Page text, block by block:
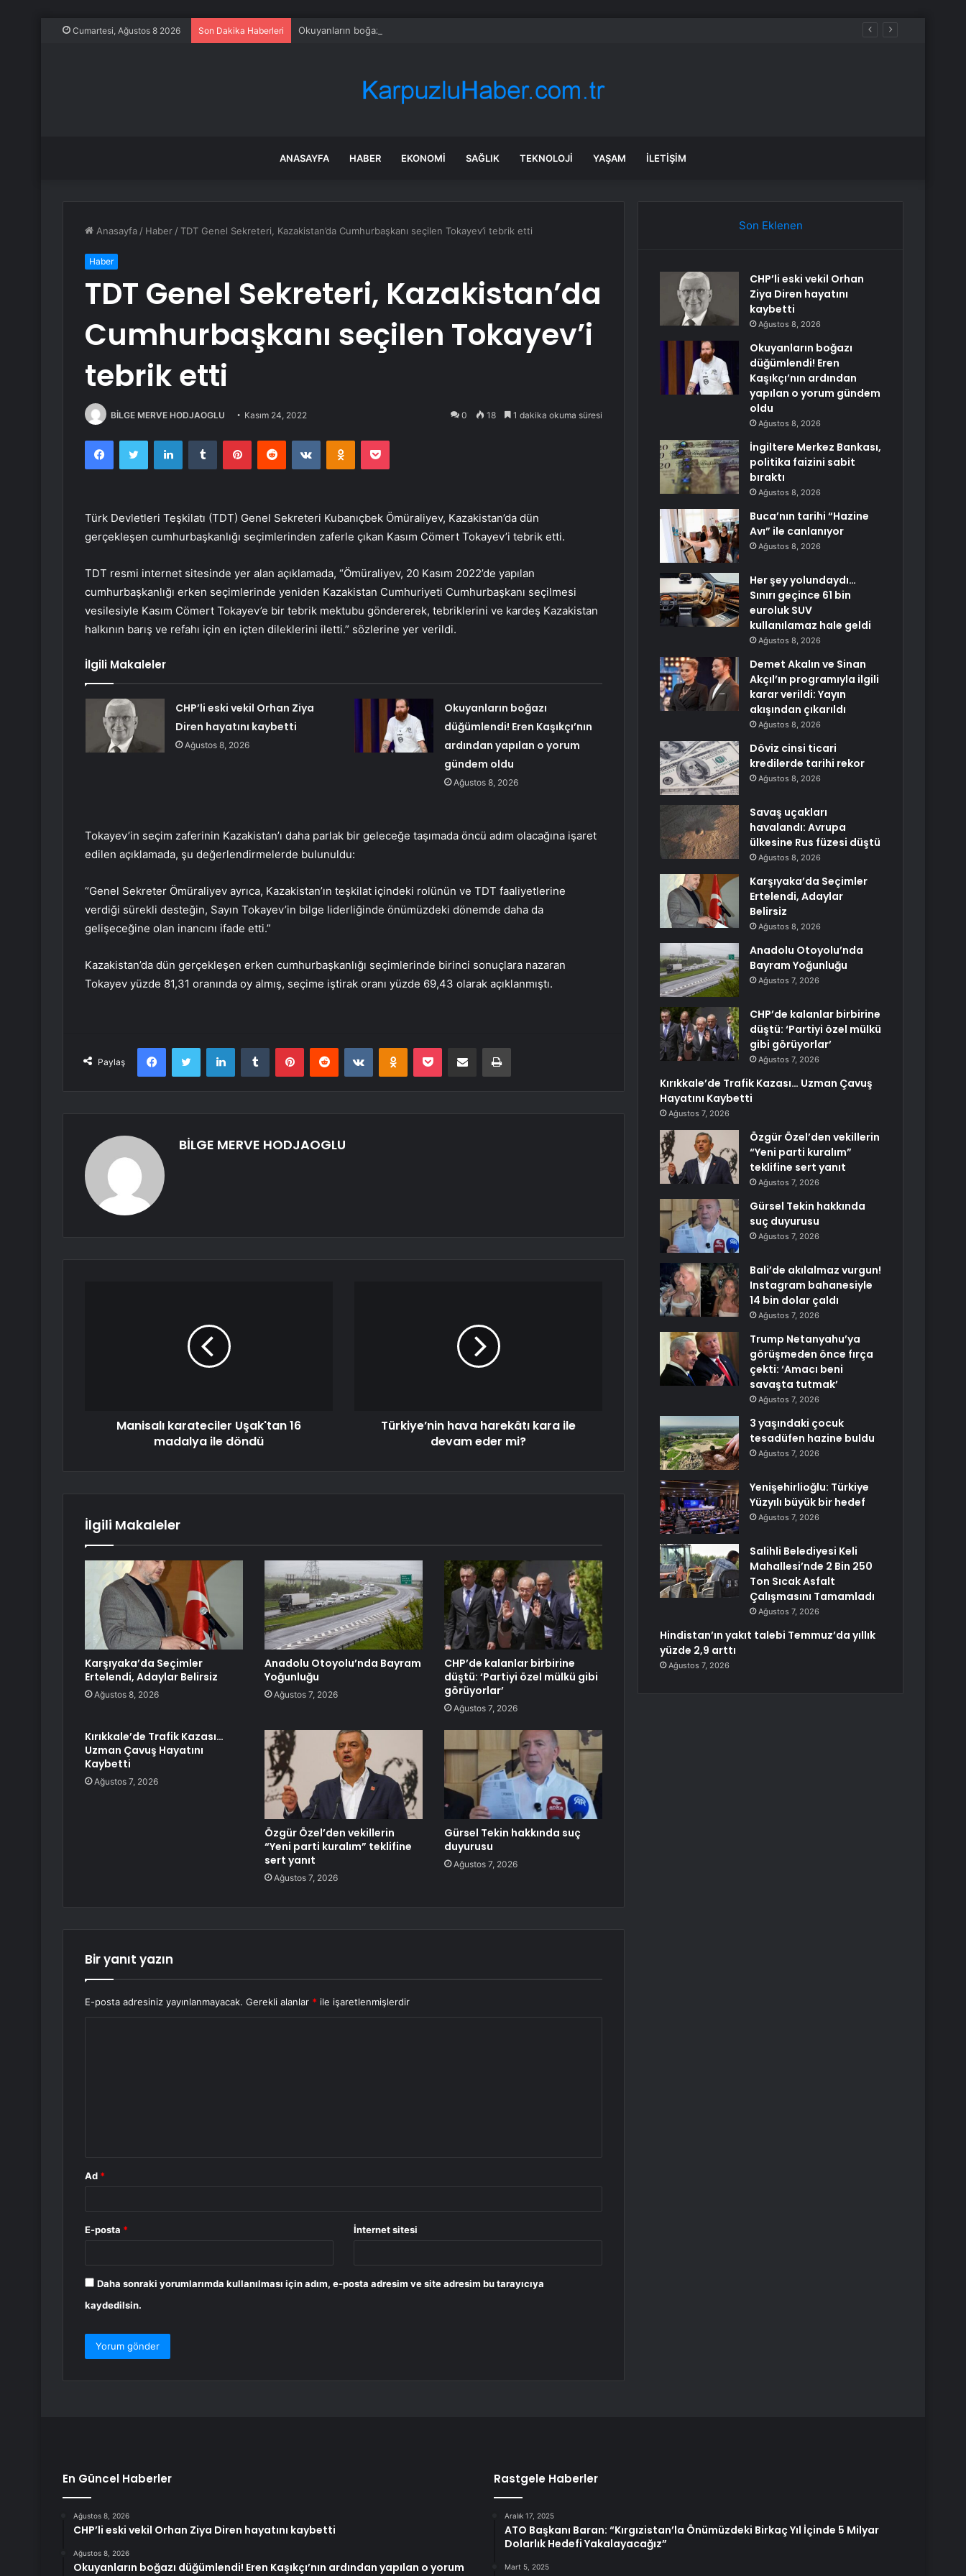
Cumartesi, Ağustos 8 2026 Son Dakika Haberleri Okuyanların boğazı düğümlendi! Eren Kaşıkçı’nın ardından yapılan o yorum gündem oldu
ANASAYFA HABER EKONOMI SAĞLIK TEKNOLOJI YAŞAM İLETIŞIM
Anasayfa / Haber /TDT Genel Sekreteri, Kazakistan’da Cumhurbaşkanı seçilen Tokayev’i tebrik etti
Haber
TDT Genel Sekreteri, Kazakistan’da
Cumhurbaşkanı seçilen Tokayev’i
tebrik etti
BİLGE MERVE HODJAOGLU Kasım 24, 2022 0 18 1 dakika okuma süresi
FacebookTwitter LinkedInTumblr PinterestReddit VKontakteOdnoklassniki
Pocket
Türk Devletleri Teşkilatı (TDT) Genel Sekreteri Kubanıçbek Ömüraliyev, Kazakistan’da dün
gerçekleşen cumhurbaşkanlığı seçimlerinden zaferle çıkan Kasım Cömert Tokayev’i tebrik etti.
TDT resmi internet sitesinde yer alan açıklamada, “Ömüraliyev, 20 Kasım 2022’de yapılan
cumhurbaşkanlığı erken seçimlerinde yeniden Kazakistan Cumhuriyeti Cumhurbaşkanı seçilmesi
vesilesiyle Kasım Cömert Tokayev’e bir tebrik mektubu göndererek, tebriklerini ve kardeş Kazakistan
halkının barış ve refahı için en içten dileklerini iletti.” sözlerine yer verildi.
İlgili Makaleler
CHP’li eski vekil Orhan Ziya
Diren hayatını kaybetti
Ağustos 8, 2026
Okuyanların boğazı
düğümlendi! Eren Kaşıkçı’nın
ardından yapılan o yorum
gündem oldu
Ağustos 8, 2026
Tokayev’in seçim zaferinin Kazakistan’ı daha parlak bir geleceğe taşımada öncü adım olacağına işaret
edilen açıklamada, şu değerlendirmelerde bulunuldu:
“Genel Sekreter Ömüraliyev ayrıca, Kazakistan’ın teşkilat içindeki rolünün ve TDT faaliyetlerine
verdiği sürekli desteğin, Sayın Tokayev’in bilge liderliğinde önümüzdeki dönemde daha da
gelişeceğine olan inancını ifade etti.”
Kazakistan’da dün gerçekleşen erken cumhurbaşkanlığı seçimlerinde birinci sonuçlara nazaran
Tokayev yüzde 81,31 oranında oy almış, seçime iştirak oranı yüzde 69,43 olarak açıklanmıştı.
Paylaş
FacebookTwitter LinkedInTumblr PinterestReddit VKontakteOdnoklassniki
Pocket E-Posta ile paylaş Yazdır
BİLGE MERVE HODJAOGLU
Manisalı karateciler Uşak'tan 16
madalya ile döndü
Türkiye’nin hava harekâtı kara ile
devam eder mi?
İlgili Makaleler
Karşıyaka’da Seçimler
Ertelendi, Adaylar Belirsiz
Ağustos 8, 2026
Anadolu Otoyolu’nda Bayram
Yoğunluğu
Ağustos 7, 2026
CHP’de kalanlar birbirine
düştü: ‘Partiyi özel mülkü gibi
görüyorlar’
Ağustos 7, 2026
Kırıkkale’de Trafik Kazası…
Uzman Çavuş Hayatını
Kaybetti
Ağustos 7, 2026
Özgür Özel’den vekillerin
“Yeni parti kuralım” teklifine
sert yanıt
Ağustos 7, 2026
Gürsel Tekin hakkında suç
duyurusu
Ağustos 7, 2026
Bir yanıt yazın
E-posta adresiniz yayınlanmayacak. Gerekli alanlar * ile işaretlenmişlerdir
Ad *
E-posta * İnternet sitesi
Daha sonraki yorumlarımda kullanılması için adım, e-posta adresim ve site adresim bu tarayıcıya
kaydedilsin.
Son Eklenen
CHP’li eski vekil Orhan
Ziya Diren hayatını
kaybetti
Ağustos 8, 2026
Okuyanların boğazı
düğümlendi! Eren
Kaşıkçı’nın ardından
yapılan o yorum gündem
oldu
Ağustos 8, 2026
İngiltere Merkez Bankası,
politika faizini sabit
bıraktı
Ağustos 8, 2026
Buca’nın tarihi “Hazine
Avı” ile canlanıyor
Ağustos 8, 2026
Her şey yolundaydı…
Sınırı geçince 61 bin
euroluk SUV
kullanılamaz hale geldi
Ağustos 8, 2026
Demet Akalın ve Sinan
Akçıl’ın programıyla ilgili
karar verildi: Yayın
akışından çıkarıldı
Ağustos 8, 2026
Döviz cinsi ticari
kredilerde tarihi rekor
Ağustos 8, 2026
Savaş uçakları
havalandı: Avrupa
ülkesine Rus füzesi düştü
Ağustos 8, 2026
Karşıyaka’da Seçimler
Ertelendi, Adaylar
Belirsiz
Ağustos 8, 2026
Anadolu Otoyolu’nda
Bayram Yoğunluğu
Ağustos 7, 2026
CHP’de kalanlar birbirine
düştü: ‘Partiyi özel mülkü
gibi görüyorlar’
Ağustos 7, 2026
Kırıkkale’de Trafik Kazası… Uzman Çavuş
Hayatını Kaybetti
Ağustos 7, 2026
Özgür Özel’den vekillerin
“Yeni parti kuralım”
teklifine sert yanıt
Ağustos 7, 2026
Gürsel Tekin hakkında
suç duyurusu
Ağustos 7, 2026
Bali’de akılalmaz vurgun!
Instagram bahanesiyle
14 bin dolar çaldı
Ağustos 7, 2026
Trump Netanyahu’ya
görüşmeden önce fırça
çekti: ‘Amacı beni
savaşta tutmak’
Ağustos 7, 2026
3 yaşındaki çocuk
tesadüfen hazine buldu
Ağustos 7, 2026
Yenişehirlioğlu: Türkiye
Yüzyılı büyük bir hedef
Ağustos 7, 2026
Salihli Belediyesi Keli
Mahallesi’nde 2 Bin 250
Ton Sıcak Asfalt
Çalışmasını Tamamladı
Ağustos 7, 2026
Hindistan’ın yakıt talebi Temmuz’da yıllık
yüzde 2,9 arttı
Ağustos 7, 2026
En Güncel Haberler
Ağustos 8, 2026
CHP’li eski vekil Orhan Ziya Diren hayatını kaybetti
Ağustos 8, 2026
Okuyanların boğazı düğümlendi! Eren Kaşıkçı’nın ardından yapılan o yorum
Rastgele Haberler
Aralık 17, 2025
ATO Başkanı Baran: “Kırgızistan’la Önümüzdeki Birkaç Yıl İçinde 5 Milyar
Dolarlık Hedefi Yakalayacağız”
Mart 5, 2025